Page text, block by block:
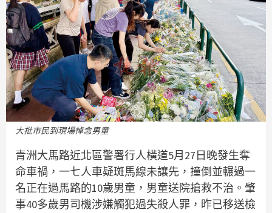
大批市民到現場悼念男童
青洲大馬路近北區警署行人橫道5月27日晚發生奪
命車禍，一七人車疑斑馬線未讓先，撞倒並輾過一
名正在過馬路的10歲男童，男童送院搶救不治。肇
事40多歲男司機涉嫌觸犯過失殺人罪，昨已移送檢